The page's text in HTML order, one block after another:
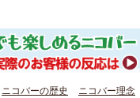
ニコバーの歴史 ニコバー理念